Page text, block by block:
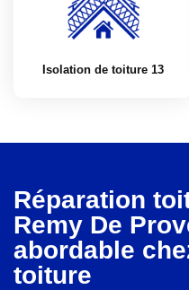
Isolation de toiture 13
Réparation
Remy De
abordable
toiture